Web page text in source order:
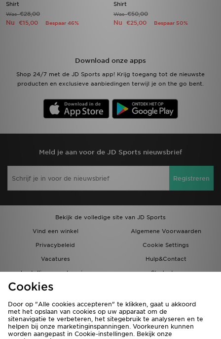
Shirt
Was€28,00
Nu €15,00 Bespaar 46%
Shirt
Was€50,00
Nu €25,00 Bespaar 50%
Download onze apps
Shop 24/7 met de JD Sports app! Krijg toegang tot de nieuwste
producten en exclusieve aanbiedingen terwijl je on the go bent.
Meld je aan voor de JD Sports nieuwsbrief
Registreren
Bekijk de volledige site van JD Sports
Vind een winkel
Algemene Voorwaarden
Privacybeleid
Cookie Settings
Vacatures
Hulp&Contact
bestellingen en levering
Studenten
Partnerprogramma
Cookies
Door op "Alle cookies accepteren" te klikken, gaat u akkoord
met het opslaan van cookies op uw apparaat om de
sitenavigatie te verbeteren, het sitegebruik te analyseren en te
helpen bij onze marketinginspanningen. Voorkeuren kunnen
worden aangepast in Cookie-instellingen. Bekijk onze